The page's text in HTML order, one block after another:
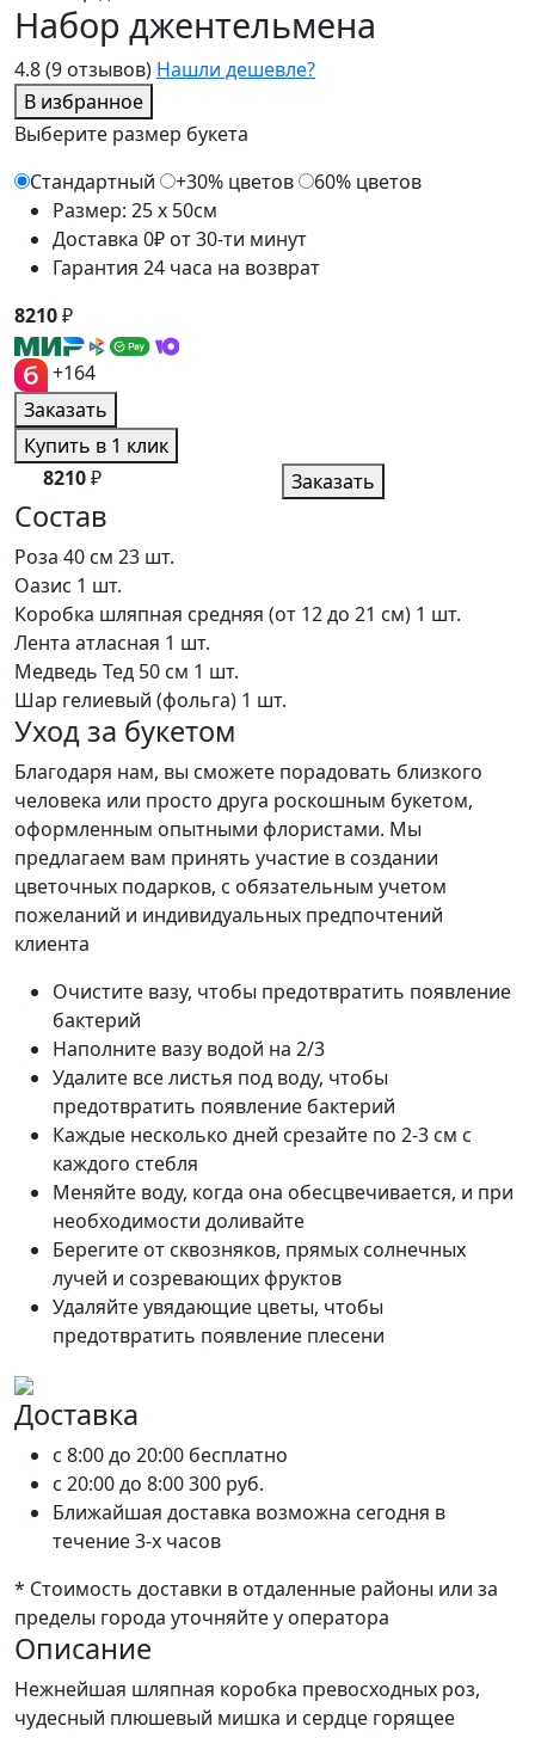
4.8(9 отзывов) Нашли дешевле?
В избранное
Набор джентельмена
Выберите размер букета
Стандартный
+30% цветов
60% цветов
Размер: 25 x 50см
Доставка 0₽ от 30-ти минут
Гарантия 24 часа на возврат
8210₽
+164
Заказать
Купить в 1 клик
8210₽ Заказать
Состав
Роза 40 см 23 шт.
Оазис 1 шт.
Коробка шляпная средняя (от 12 до 21 см) 1 шт.
Лента атласная 1 шт.
Медведь Тед 50 см 1 шт.
Шар гелиевый (фольга) 1 шт.
Уход за букетом
Благодаря нам, вы сможете порадовать близкого
человека или просто друга роскошным букетом,
оформленным опытными флористами. Мы
предлагаем вам принять участие в создании
цветочных подарков, с обязательным учетом
пожеланий и индивидуальных предпочтений
клиента
Очистите вазу, чтобы предотвратить появление
бактерий
Наполните вазу водой на 2/3
Удалите все листья под воду, чтобы
предотвратить появление бактерий
Каждые несколько дней срезайте по 2-3 см с
каждого стебля
Меняйте воду, когда она обесцвечивается, и при
необходимости доливайте
Берегите от сквозняков, прямых солнечных
лучей и созревающих фруктов
Удаляйте увядающие цветы, чтобы
предотвратить появление плесени
Доставка
c 8:00 до 20:00 бесплатно
c 20:00 до 8:00300 руб.
Ближайшая доставка возможна сегодня в
течение 3-х часов
* Стоимость доставки в отдаленные районы или за
пределы города уточняйте у оператора
Описание
Нежнейшая шляпная коробка превосходных роз,
чудесный плюшевый мишка и сердце горящее